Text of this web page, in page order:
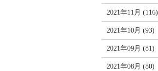
2021年11月 (116)
2021年10月 (93)
2021年09月 (81)
2021年08月 (80)